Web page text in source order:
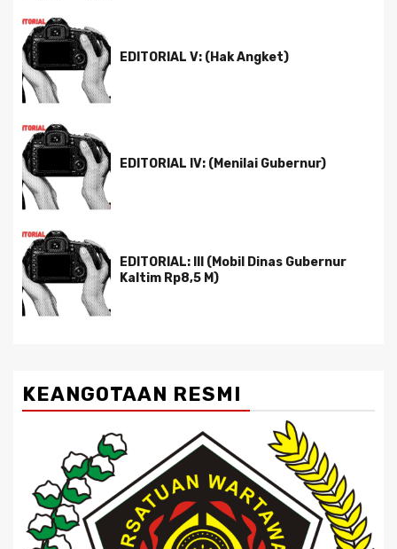
EDITORIAL V: (Hak Angket)
EDITORIAL IV: (Menilai Gubernur)
EDITORIAL: III (Mobil Dinas Gubernur
Kaltim Rp8,5 M)
KEANGOTAAN RESMI